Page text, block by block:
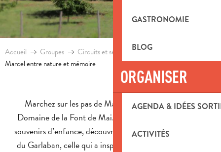
GASTRONOMIE
BLOG
ORGANISER
AGENDA & IDÉES
ACTIVITÉS
Accueil Groupes
Circuits et séjours pour groupes
Marcel entre nature et mémoire
Marchez sur les pas de Marcel Pagnol au cœur du
Domaine de la Font de Mai. Entre nature préservée et
souvenirs d’enfance, découvrez la Provence authentique
du Garlaban, celle qui a inspiré ses plus belles histoires.